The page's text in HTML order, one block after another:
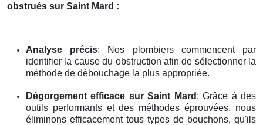
obstrués sur Saint Mard :
Analyse précis: Nos plombiers commencent par
identifier la cause du obstruction afin de sélectionner la
méthode de débouchage la plus appropriée.
Dégorgement efficace sur Saint Mard : Grâce à des
outils performants et des méthodes éprouvées, nous
éliminons efficacement tous types de bouchons, qu'ils